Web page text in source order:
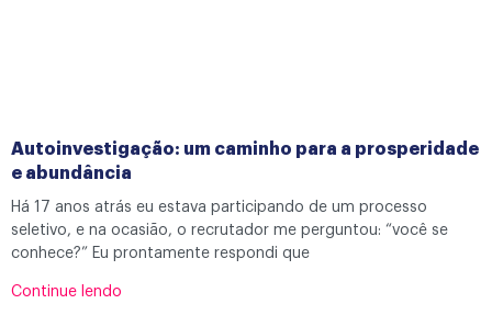
Autoinvestigação: um caminho para a prosperidade
e abundância
Há 17 anos atrás eu estava participando de um processo
seletivo, e na ocasião, o recrutador me perguntou: “você se
conhece?” Eu prontamente respondi que
Continue lendo